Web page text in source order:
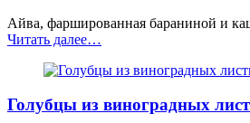
Айва, фаршированная бараниной и
Читать далее“Фаршированная
…
Голубцы из виноградных